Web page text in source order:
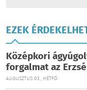
EZEK
Középkori
forgalmat az
AUGUSZTUS 03., HÉTFŐ